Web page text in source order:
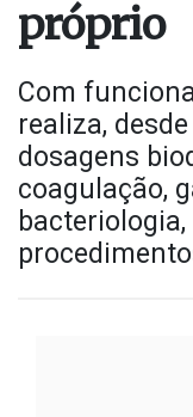
próprio
Com
realiza,
dosagens
coagulação,